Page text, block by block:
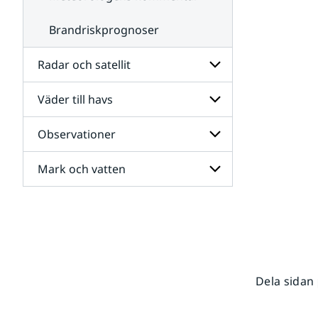
Brandriskprognoser
Radar och satellit
Undersidor
för
Radar
och
satellit
Väder till havs
Undersidor
för
Väder
till
havs
Observationer
Undersidor
för
Mark och vatten
Dela sidan